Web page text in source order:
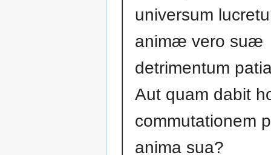
universum
animæ vero suæ
detrimentum
Aut quam dabit
commutationem
anima sua?